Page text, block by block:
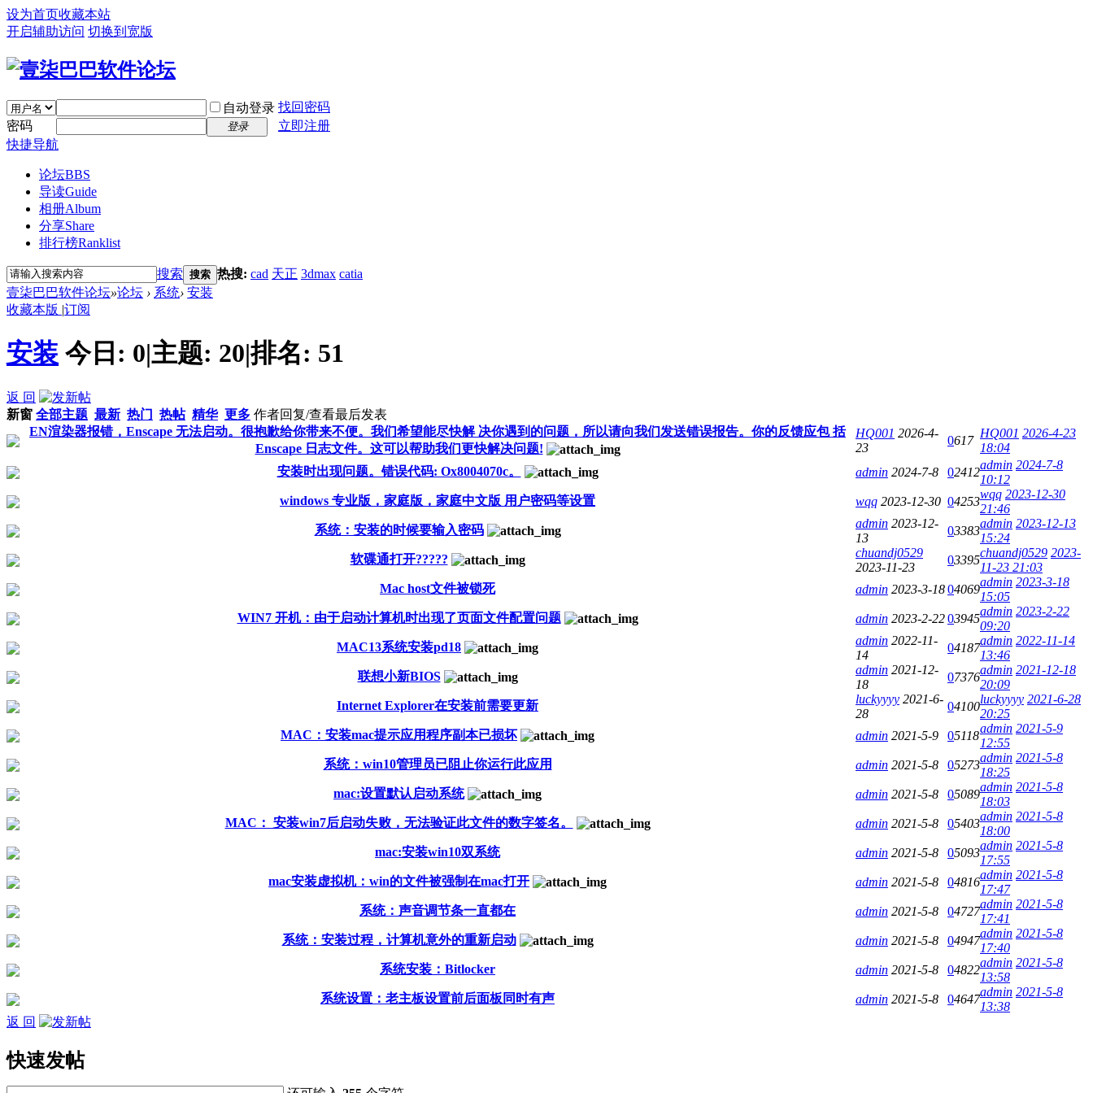
设为首页收藏本站
开启辅助访问 切换到宽版
自动登录 找回密码
密码
登录
立即注册
快捷导航
论坛BBS
导读Guide
相册Album
分享Share
排行榜Ranklist
搜索 搜索 热搜: cad 天正 3dmax catia
壹柒巴巴软件论坛»论坛 › 系统› 安装
收藏本版 |订阅
安装 今日: 0|主题: 20|排名: 51
返 回
新窗 全部主题 最新 热门 热帖 精华 更多 作者回复/查看最后发表
EN渲染器报错，Enscape 无法启动。很抱歉给你带来不便。我们希望能尽快解 决你遇到的问题，所以请向我们发送错误报告。你的反馈应包 括
Enscape 日志文件。这可以帮助我们更快解决问题!
HQ001 2026-4-
23
0617
HQ001 2026-4-23
18:04
安装时出现问题。错误代码: Ox8004070c。
admin 2024-7-8 02412
admin 2024-7-8
10:12
windows 专业版，家庭版，家庭中文版 用户密码等设置
wqq 2023-12-30 04253
wqq 2023-12-30
21:46
系统：安装的时候要输入密码
admin 2023-12-
13
03383
admin 2023-12-13
15:24
软碟通打开?????
chuandj0529
2023-11-23
03395
chuandj0529 2023-
11-23 21:03
Mac host文件被锁死
admin 2023-3-1804069
admin 2023-3-18
15:05
WIN7 开机：由于启动计算机时出现了页面文件配置问题
admin 2023-2-2203945
admin 2023-2-22
09:20
MAC13系统安装pd18
admin 2022-11-
14
04187
admin 2022-11-14
13:46
联想小新BIOS
admin 2021-12-
18
07376
admin 2021-12-18
20:09
Internet Explorer在安装前需要更新
luckyyyy 2021-6-
28
04100
luckyyyy 2021-6-28
20:25
MAC：安装mac提示应用程序副本已损坏
admin 2021-5-9 05118
admin 2021-5-9
12:55
系统：win10管理员已阻止你运行此应用
admin 2021-5-8 05273
admin 2021-5-8
18:25
mac:设置默认启动系统
admin 2021-5-8 05089
admin 2021-5-8
18:03
MAC： 安装win7后启动失败，无法验证此文件的数字签名。
admin 2021-5-8 05403
admin 2021-5-8
18:00
mac:安装win10双系统
admin 2021-5-8 05093
admin 2021-5-8
17:55
mac安装虚拟机：win的文件被强制在mac打开
admin 2021-5-8 04816
admin 2021-5-8
17:47
系统：声音调节条一直都在
admin 2021-5-8 04727
admin 2021-5-8
17:41
系统：安装过程，计算机意外的重新启动
admin 2021-5-8 04947
admin 2021-5-8
17:40
系统安装：Bitlocker
admin 2021-5-8 04822
admin 2021-5-8
13:58
系统设置：老主板设置前后面板同时有声
admin 2021-5-8 04647
admin 2021-5-8
13:38
返 回
快速发帖